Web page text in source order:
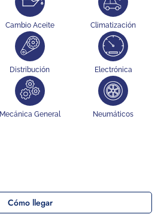
Cambio Aceite Climatización
Distribución Electrónica
Mecánica General Neumáticos
Cómo llegar